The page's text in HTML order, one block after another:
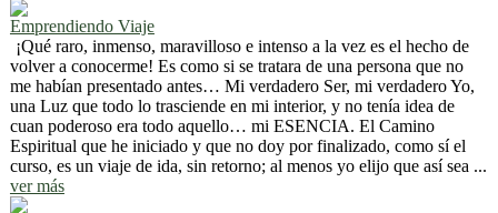
Emprendiendo Viaje
¡Qué raro, inmenso, maravilloso e intenso a la vez es el hecho de
volver a conocerme! Es como si se tratara de una persona que no
me habían presentado antes… Mi verdadero Ser, mi verdadero Yo,
una Luz que todo lo trasciende en mi interior, y no tenía idea de
cuan poderoso era todo aquello… mi ESENCIA. El Camino
Espiritual que he iniciado y que no doy por finalizado, como sí el
curso, es un viaje de ida, sin retorno; al menos yo elijo que así sea ...
ver más